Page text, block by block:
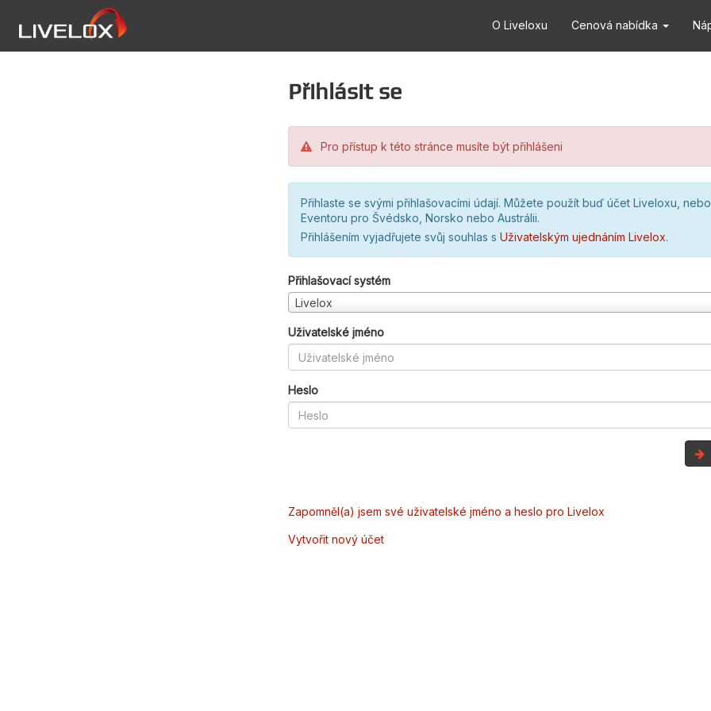
O Liveloxu Cenová nabídka
Přihlásit se
Pro přístup k této stránce musíte být přihlášeni
Přihlaste se svými přihlašovacími údají. Můžete použít buď účet Liveloxu,
Eventoru pro Švédsko, Norsko nebo Austrálii.
Přihlášením vyjadřujete svůj souhlas s Uživatelským ujednáním Livelox.
Přihlašovací systém
Livelox
Uživatelské jméno
Heslo
Zapomněl(a) jsem své uživatelské jméno a heslo pro Livelox
Vytvořit nový účet